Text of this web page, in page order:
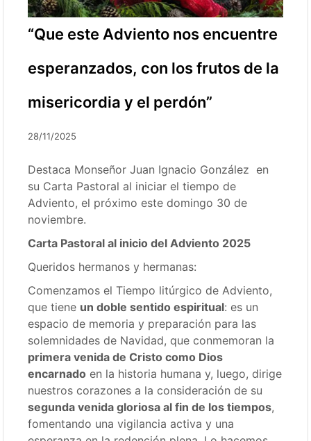
“Que este Adviento nos encuentre
esperanzados, con los frutos de la
misericordia y el perdón”
28/11/2025
Destaca Monseñor Juan Ignacio González en
su Carta Pastoral al iniciar el tiempo de
Adviento, el próximo este domingo 30 de
noviembre.
Carta Pastoral al inicio del Adviento 2025
Queridos hermanos y hermanas:
Comenzamos el Tiempo litúrgico de Adviento,
que tiene un doble sentido espiritual: es un
espacio de memoria y preparación para las
solemnidades de Navidad, que conmemoran la
primera venida de Cristo como Dios
encarnado en la historia humana y, luego, dirige
nuestros corazones a la consideración de su
segunda venida gloriosa al fin de los tiempos,
fomentando una vigilancia activa y una